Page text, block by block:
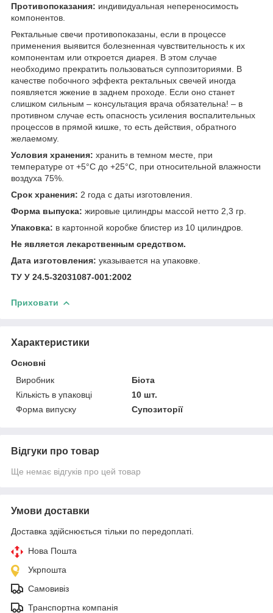
Противопоказания: индивидуальная непереносимость
компонентов.
Ректальные свечи противопоказаны, если в процессе
применения выявится болезненная чувствительность к их
компонентам или откроется диарея. В этом случае
необходимо прекратить пользоваться суппозиториями. В
качестве побочного эффекта ректальных свечей иногда
появляется жжение в заднем проходе. Если оно станет
слишком сильным – консультация врача обязательна! – в
противном случае есть опасность усиления воспалительных
процессов в прямой кишке, то есть действия, обратного
желаемому.
Условия хранения: хранить в темном месте, при
температуре от +5°С до +25°С, при относительной влажности
воздуха 75%.
Срок хранения: 2 года с даты изготовления.
Форма выпуска: жировые цилиндры массой нетто 2,3 гр.
Упаковка: в картонной коробке блистер из 10 цилиндров.
Не является лекарственным средством.
Дата изготовления: указывается на упаковке.
ТУ У 24.5-32031087-001:2002
Приховати
Характеристики
Основні
Виробник
Біота
Кількість в упаковці
10 шт.
Форма випуску
Супозиторії
Відгуки про товар
Ще немає відгуків про цей товар
Умови доставки
Доставка здійснюється тільки по передоплаті.
Нова Пошта
Укрпошта
Самовивіз
Транспортна компанія